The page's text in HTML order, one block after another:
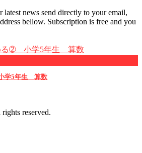
news send directly to your email,
bellow. Subscription is free and you
学5年生 算数
reserved.